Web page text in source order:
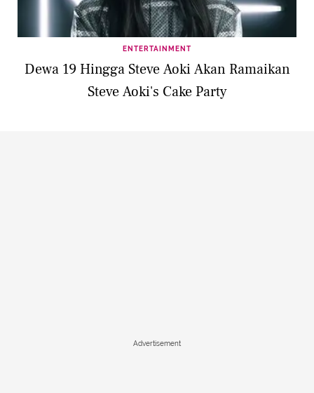
ENTERTAINMENT
Dewa 19 Hingga Steve Aoki Akan Ramaikan
Steve Aoki's Cake Party
Advertisement